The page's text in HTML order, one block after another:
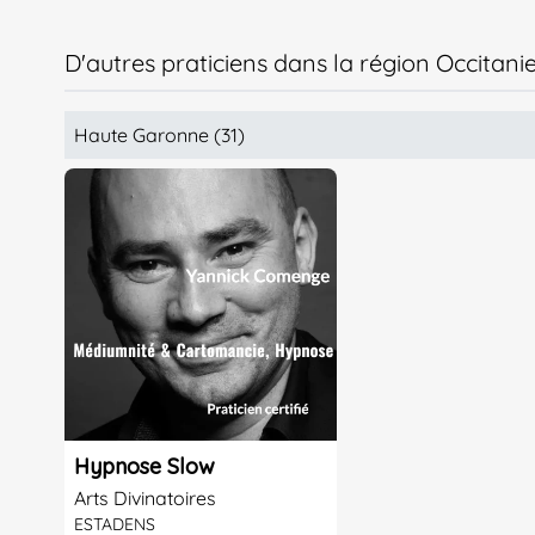
D'autres praticiens dans la région
Haute Garonne (31)
Hypnose Slow
Arts Divinatoires
ESTADENS